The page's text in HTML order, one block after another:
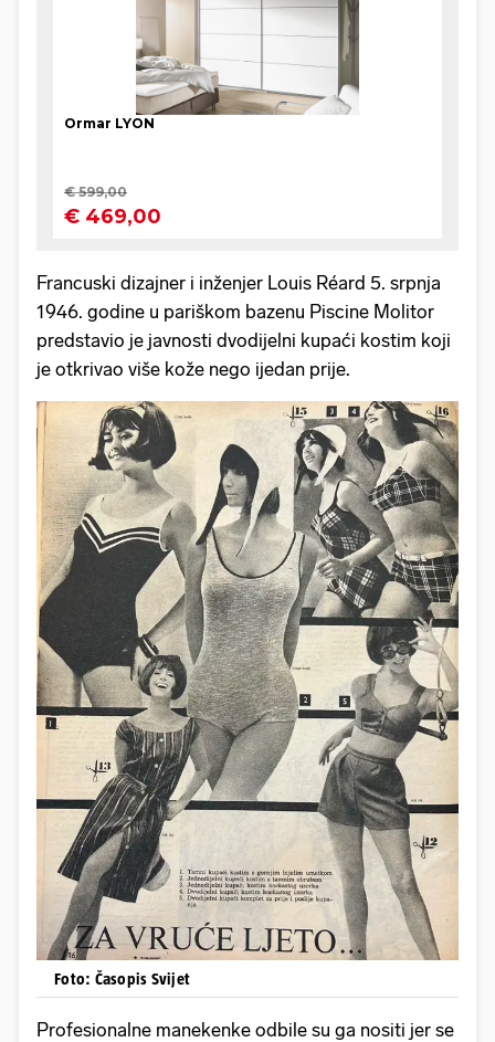
Francuski dizajner i inženjer Louis Réard 5. srpnja
1946. godine u pariškom bazenu Piscine Molitor
predstavio je javnosti dvodijelni kupaći kostim koji
je otkrivao više kože nego ijedan prije.
Foto: Časopis Svijet
Profesionalne manekenke odbile su ga nositi jer se